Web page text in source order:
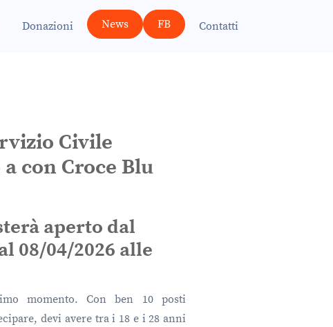
Donazioni News FB Contatti
Civile
con Croce Blu
aperto dal
08/04/2026 alle
momento. Con ben 10 posti
devi avere tra i 18 e i 28 anni